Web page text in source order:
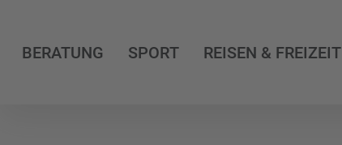
BERATUNG SPORT REISEN & FREIZEIT